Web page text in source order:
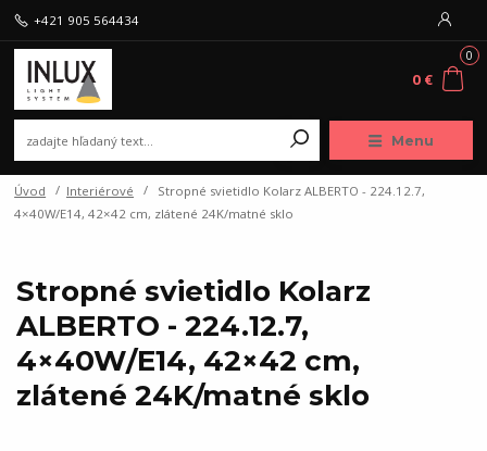
Menu
+421 905 564434
0
0 €
Úvod Interiérové
Stropné svietidlo Kolarz ALBERTO - 224.12.7,
4×40W/E14, 42×42 cm, zlátené 24K/matné sklo
Stropné svietidlo Kolarz
ALBERTO - 224.12.7,
4×40W/E14, 42×42 cm,
zlátené 24K/matné sklo